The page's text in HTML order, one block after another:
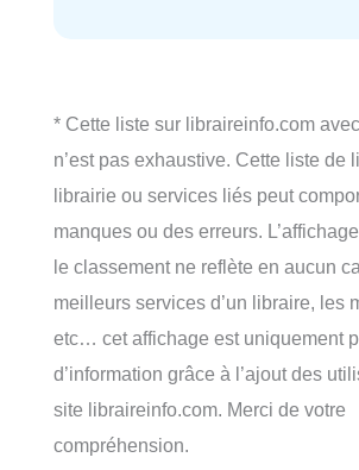
* Cette liste sur libraireinfo.com
n’est pas exhaustive. Cette liste de
librairie ou services liés peut
manques ou des erreurs.
le classement ne reflète en aucun
meilleurs services d’un libraire, les
etc… cet affichage est uniquement
d’information grâce à l’ajout des
site libraireinfo.com. Merci de votre
compréhension.